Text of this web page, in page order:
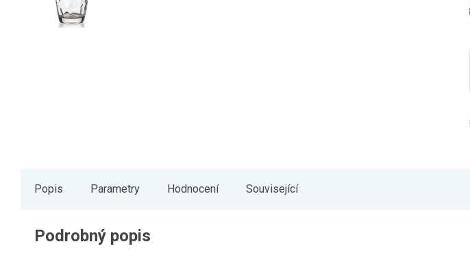
Popis Parametry Hodnocení Související
Podrobný popis